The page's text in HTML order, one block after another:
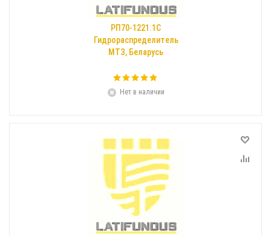
РП70-1221.1С
Гидрораспределитель
МТЗ, Беларусь
Нет в наличии